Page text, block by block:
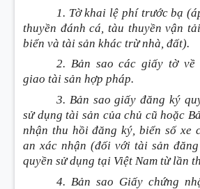
1. Tờ khai lệ phí trước bạ
thuyền đánh cá, tàu thuyền vận
biển và tài sản khác trừ nhà, đất).
2. Bản sao các giấy tờ về
giao tài sản hợp pháp.
3. Bản sao giấy đăng ký
sử dụng tài sản của chủ cũ hoặc
nhận thu hồi đăng ký, biển số xe
an xác nhận (đối với tài sản
quyền sử dụng tại Việt Nam từ lần
4. Bản sao Giấy chứng